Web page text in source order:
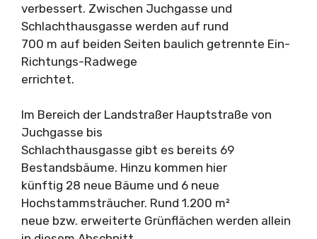
verbessert. Zwischen Juchgasse und
Schlachthausgasse werden auf rund
700 m auf beiden Seiten baulich getrennte Ein-
Richtungs-Radwege
errichtet.
Im Bereich der Landstraßer Hauptstraße von
Juchgasse bis
Schlachthausgasse gibt es bereits 69
Bestandsbäume. Hinzu kommen hier
künftig 28 neue Bäume und 6 neue
Hochstammsträucher. Rund 1.200 m²
neue bzw. erweiterte Grünflächen werden allein